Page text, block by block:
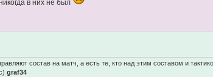
в них не был
состав на матч, а есть те, кто над этим составом и
graf34